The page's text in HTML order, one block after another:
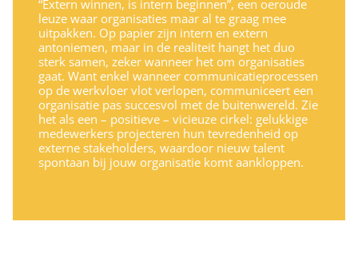
“Extern winnen, is intern beginnen”, een oeroude
leuze waar organisaties maar al te graag mee
uitpakken. Op papier zijn intern en extern
antoniemen, maar in de realiteit hangt het duo
sterk samen, zeker wanneer het om organisaties
gaat. Want enkel wanneer communicatieprocessen
op de werkvloer vlot verlopen, communiceert een
organisatie pas succesvol met de buitenwereld. Zie
het als een – positieve – vicieuze cirkel: gelukkige
medewerkers projecteren hun tevredenheid op
externe stakeholders, waardoor nieuw talent
spontaan bij jouw organisatie komt aankloppen.